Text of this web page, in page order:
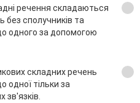
речення складаються
без сполучників та
одного за допомогою
складних речень
одної тільки за